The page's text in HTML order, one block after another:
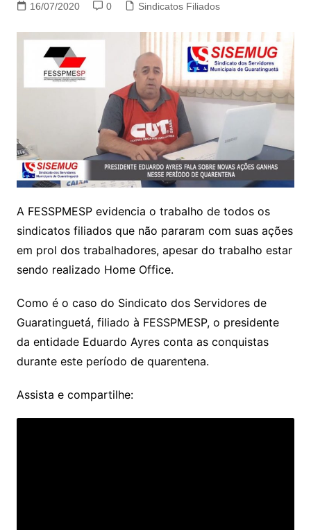
16/07/2020 0 Sindicatos Filiados
A FESSPMESP evidencia o trabalho de todos os
sindicatos filiados que não pararam com suas ações
em prol dos trabalhadores, apesar do trabalho estar
sendo realizado Home Office.
Como é o caso do Sindicato dos Servidores de
Guaratinguetá, filiado à FESSPMESP, o presidente
da entidade Eduardo Ayres conta as conquistas
durante este período de quarentena.
Assista e compartilhe: